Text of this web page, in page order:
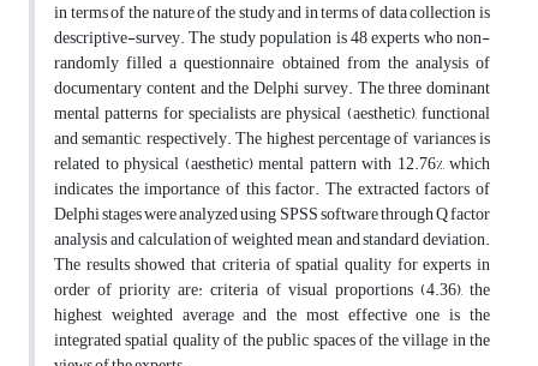
in terms of the nature of the study and in terms of data collection is
descriptive-survey. The study population is 48 experts who non-
randomly filled a questionnaire obtained from the analysis of
documentary content and the Delphi survey. The three dominant
mental patterns for specialists are physical (aesthetic), functional
and semantic, respectively. The highest percentage of variances is
related to physical (aesthetic) mental pattern with 12.76%, which
indicates the importance of this factor. The extracted factors of
Delphi stages were analyzed using SPSS software through Q factor
analysis and calculation of weighted mean and standard deviation.
The results showed that criteria of spatial quality for experts in
order of priority are: criteria of visual proportions (4.36), the
highest weighted average and the most effective one is the
integrated spatial quality of the public spaces of the village in the